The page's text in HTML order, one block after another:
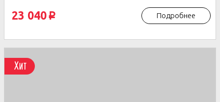
23 040 p Подробнее
Хит